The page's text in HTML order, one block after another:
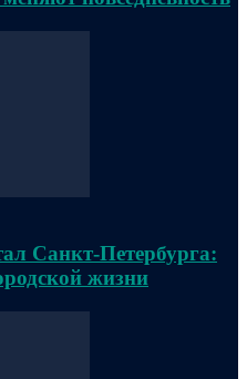
Санкт-Петербурга:
жизни